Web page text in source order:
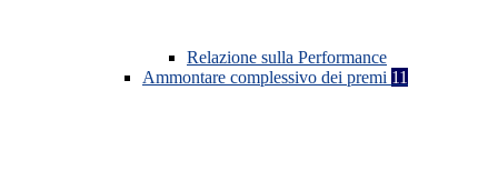
Relazione sulla Performance
Ammontare complessivo dei premi 11